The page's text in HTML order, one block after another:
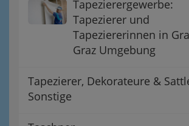
Tapezierergewerbe:
Tapezierer und
Tapeziererinnen in
Graz Umgebung
Tapezierer, Dekorateure &
Sonstige